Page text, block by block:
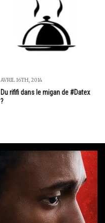
AVRIL 16TH, 2014
Du rififi dans le migan de #Datex
?